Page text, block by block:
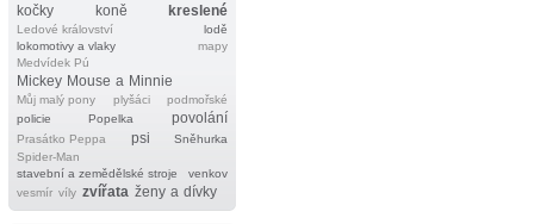
kočky
koně kreslené
Ledové království
lodě
lokomotivy a vlaky
mapy
Medvídek Pú
Mickey Mouse a Minnie
Můj malý pony plyšáci
podmořské
policie
Popelka povolání
Prasátko Peppa psi
Sněhurka
Spider‐Man
stavební a zemědělské stroje
venkov
vesmír víly zvířata ženy a dívky